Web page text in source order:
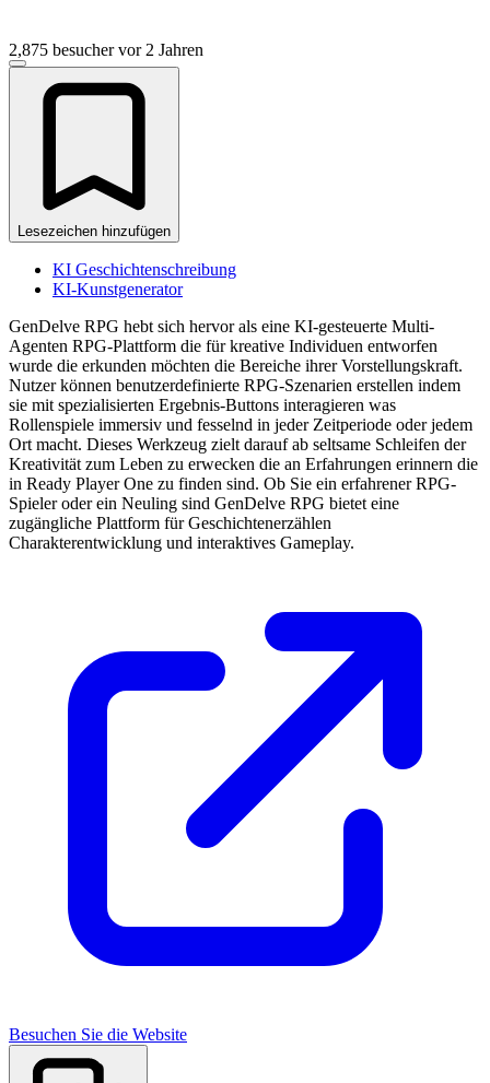
2,875 besucher vor 2 Jahren
Lesezeichen hinzufügen
KI Geschichtenschreibung
KI-Kunstgenerator
GenDelve RPG hebt sich hervor als eine KI-gesteuerte Multi-
Agenten RPG-Plattform die für kreative Individuen entworfen
wurde die erkunden möchten die Bereiche ihrer Vorstellungskraft.
Nutzer können benutzerdefinierte RPG-Szenarien erstellen indem
sie mit spezialisierten Ergebnis-Buttons interagieren was
Rollenspiele immersiv und fesselnd in jeder Zeitperiode oder jedem
Ort macht. Dieses Werkzeug zielt darauf ab seltsame Schleifen der
Kreativität zum Leben zu erwecken die an Erfahrungen erinnern die
in Ready Player One zu finden sind. Ob Sie ein erfahrener RPG-
Spieler oder ein Neuling sind GenDelve RPG bietet eine
zugängliche Plattform für Geschichtenerzählen
Charakterentwicklung und interaktives Gameplay.
Besuchen Sie die Website